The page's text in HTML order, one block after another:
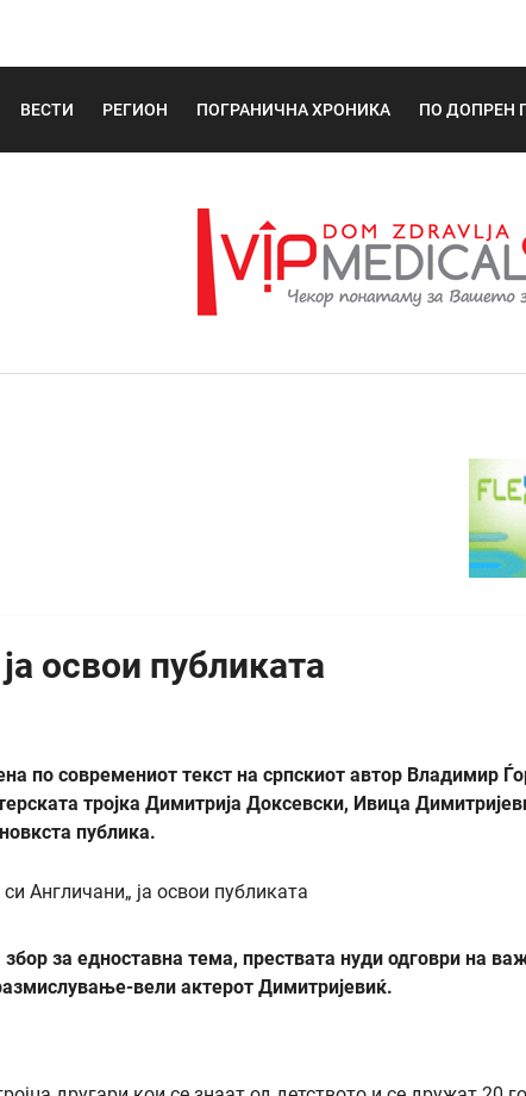
ВЕСТИ РЕГИОН ПОГРАНИЧНА ХРОНИКА ПО ДОПРЕН
освои публиката
по современиот текст на српскиот автор Владимир
тројка Димитрија Доксевски, Ивица
публика.
за едноставна тема, прествата нуди одговри на
вели актерот Димитријевиќ.